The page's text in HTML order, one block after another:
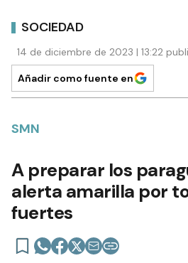
SOCIEDAD
14 de diciembre de 2023 | 13:22
Añadir como fuente en
SMN
A preparar los
alerta amarilla por
fuertes